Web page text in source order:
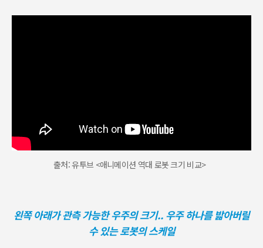
출처: 유투브 <애니메이션 역대 로봇 크기 비교>
왼쪽 아래가 관측 가능한 우주의 크기.. 우주 하나를 밟아버릴
수 있는 로봇의 스케일